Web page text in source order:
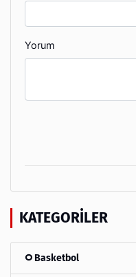
Yorum
KATEGORILER
Basketbol